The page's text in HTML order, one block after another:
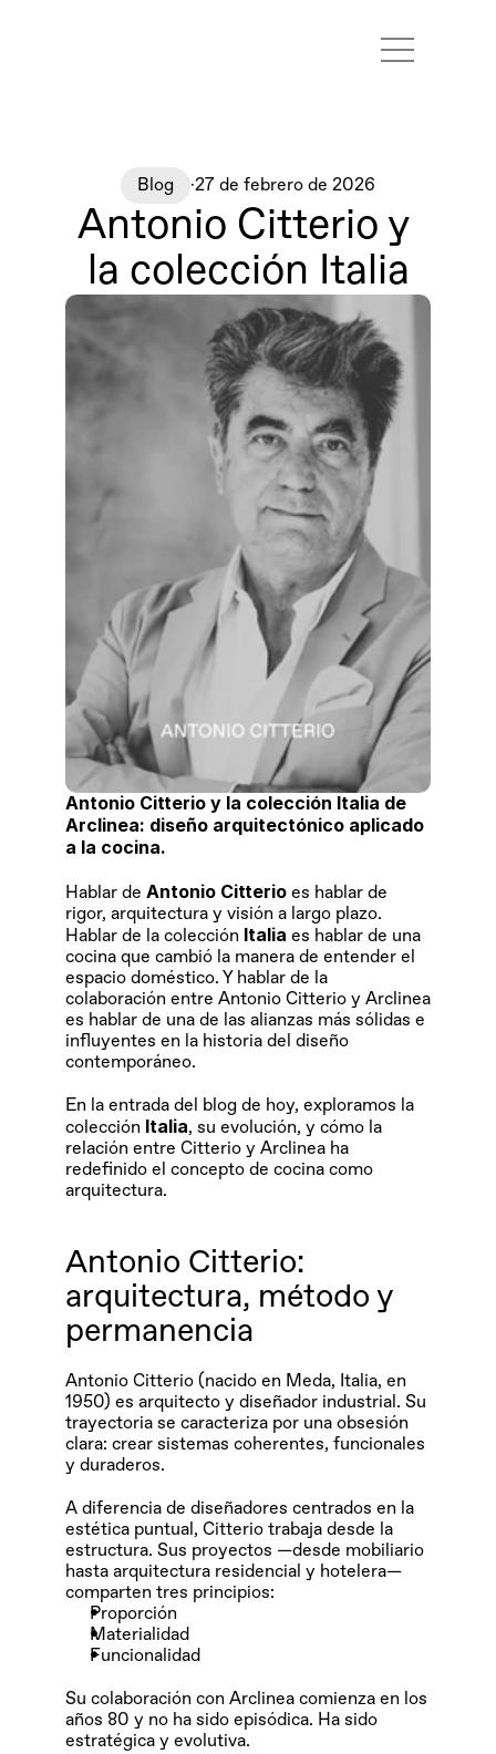
Blog ·27 de febrero de 2026
Antonio Citterio y
la colección Italia
Antonio Citterio y la colección Italia de
Arclinea: diseño arquitectónico aplicado
a la cocina.
Hablar de Antonio Citterio es hablar de
rigor, arquitectura y visión a largo plazo.
Hablar de la colección Italia es hablar de una
cocina que cambió la manera de entender el
espacio doméstico. Y hablar de la
colaboración entre Antonio Citterio y Arclinea
es hablar de una de las alianzas más sólidas e
influyentes en la historia del diseño
contemporáneo.
En la entrada del blog de hoy, exploramos la
colección Italia, su evolución, y cómo la
relación entre Citterio y Arclinea ha
redefinido el concepto de cocina como
arquitectura.
Antonio Citterio:
arquitectura, método y
permanencia
Antonio Citterio (nacido en Meda, Italia, en
1950) es arquitecto y diseñador industrial. Su
trayectoria se caracteriza por una obsesión
clara: crear sistemas coherentes, funcionales
y duraderos.
A diferencia de diseñadores centrados en la
estética puntual, Citterio trabaja desde la
estructura. Sus proyectos —desde mobiliario
hasta arquitectura residencial y hotelera—
comparten tres principios:
Proporción
Materialidad
Funcionalidad
Su colaboración con Arclinea comienza en los
años 80 y no ha sido episódica. Ha sido
estratégica y evolutiva.